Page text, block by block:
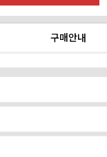
구매안내